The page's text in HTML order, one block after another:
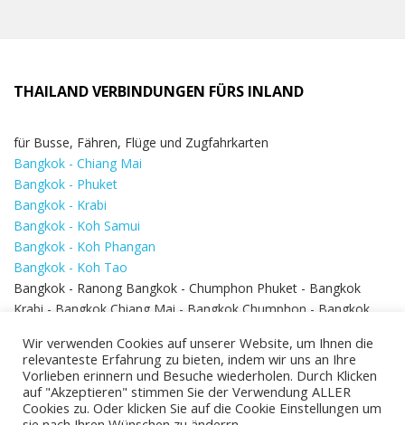
THAILAND VERBINDUNGEN FÜRS INLAND
für Busse, Fähren, Flüge und Zugfahrkarten
Bangkok - Chiang Mai
Bangkok - Phuket
Bangkok - Krabi
Bangkok - Koh Samui
Bangkok - Koh Phangan
Bangkok - Koh Tao
Bangkok - Ranong Bangkok - Chumphon Phuket - Bangkok
Krabi - Bangkok Chiang Mai - Bangkok Chumphon - Bangkok
Bangkok - Hua Hin
Wir verwenden Cookies auf unserer Website, um Ihnen die
relevanteste Erfahrung zu bieten, indem wir uns an Ihre
Vorlieben erinnern und Besuche wiederholen. Durch Klicken
auf "Akzeptieren" stimmen Sie der Verwendung ALLER
Cookies zu. Oder klicken Sie auf die Cookie Einstellungen um